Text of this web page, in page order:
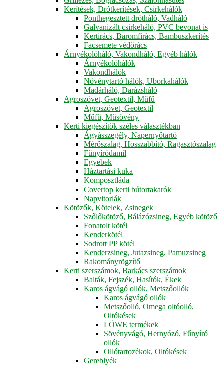
Kerítések, Drótkerítések, Csirkehálók
Ponthegesztett drótháló, Vadháló
Galvanizált csirkeháló, PVC bevonat is
Kertirács, Baromfirács, Bambuszkerítés
Facsemete védőrács
Árnyékolóháló, Vakondháló, Egyéb hálók
Árnyékolóhálók
Vakondhálók
Növénytartó hálók, Uborkahálók
Madárháló, Darázsháló
Agroszövet, Geotextil, Műfű
Agroszövet, Geotextil
Műfű, Műsövény
Kerti kiegészítők széles választékban
Ágyásszegély, Napernyőtartó
Mérőszalag, Hosszabbító, Ragasztószalag
Fűnyíródamil
Egyebek
Háztartási kuka
Komposztláda
Covertop kerti bútortakarók
Napvitorlák
Kötözők, Kötelek, Zsinegek
Szőlőkötöző, Bálázózsineg, Egyéb kötöző
Fonatolt kötél
Kenderkötél
Sodrott PP kötél
Kenderzsineg, Jutazsineg, Pamuzsineg
Rakományrögzítő
Kerti szerszámok, Barkács szerszámok
Balták, Fejszék, Hasítók, Ékek
Karos ágvágó ollók, Metszőollók
Karos ágvágó ollók
Metszőolló, Omega oltóolló,
Oltókések
LÖWE termékek
Sövényvágó, Hernyózó, Fűnyíró
ollók
Ollótartozékok, Oltókések
Gereblyék